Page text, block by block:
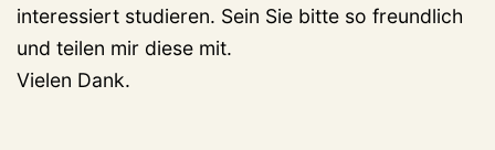
interessiert studieren. Sein Sie bitte so freundlich
und teilen mir diese mit.
Vielen Dank.